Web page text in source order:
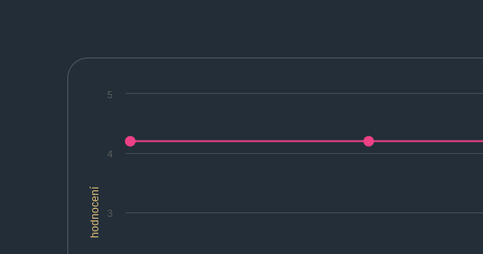
hodnocení 3
4
5